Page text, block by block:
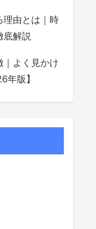
理由とは｜時
底解説
｜よく見かけ
年版】